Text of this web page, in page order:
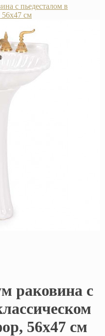
с пьедесталом в
56х47 см
раковина с
56х47 см